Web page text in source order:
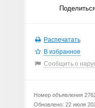
Распечатать
В избранное
Сообщить о
Номер объявления
Обновлено: 22 июля